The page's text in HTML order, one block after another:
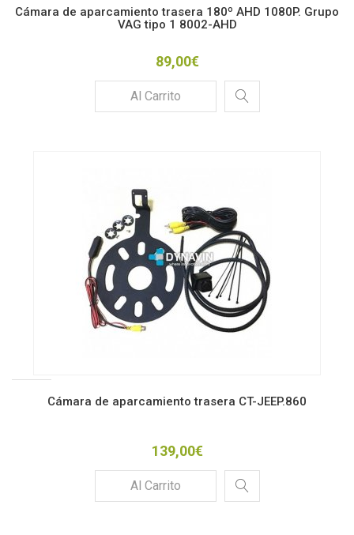
Cámara de aparcamiento trasera 180º AHD 1080P. Grupo
VAG tipo 1 8002-AHD
89,00€
Al Carrito
Cámara de aparcamiento trasera CT-JEEP.860
139,00€
Al Carrito